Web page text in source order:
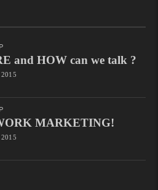
and HOW can we talk ?
MARKETING!